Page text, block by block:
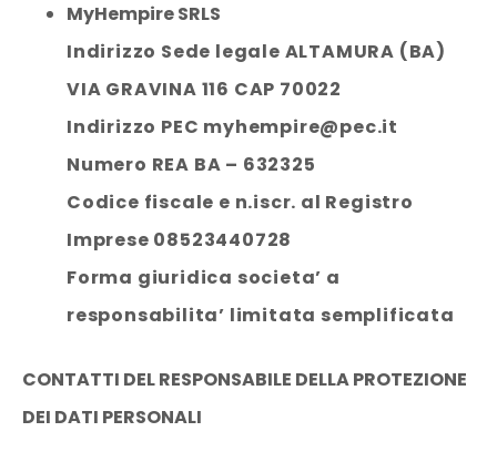
MyHempire SRLS
Indirizzo Sede legale ALTAMURA (BA)
VIA GRAVINA 116 CAP 70022
Indirizzo PEC myhempire@pec.it
Numero REA BA – 632325
Codice fiscale e n.iscr. al Registro
Imprese 08523440728
Forma giuridica societa’ a
responsabilita’ limitata semplificata
CONTATTI DEL RESPONSABILE DELLA PROTEZIONE
DEI DATI PERSONALI